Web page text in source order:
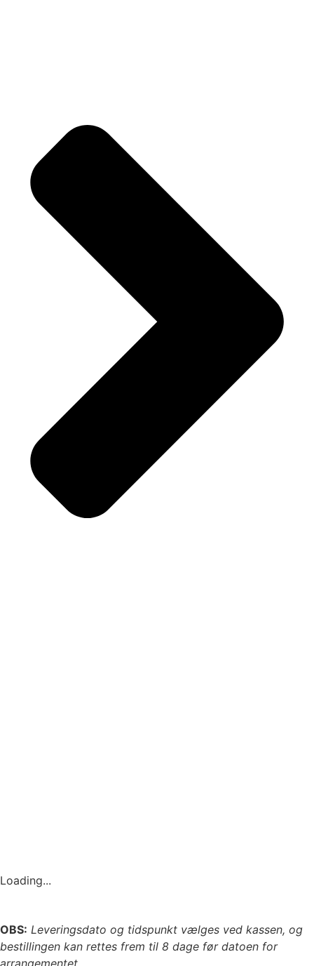
Loading...
OBS: Leveringsdato og tidspunkt vælges ved kassen, og
bestillingen kan rettes frem til 8 dage før datoen for